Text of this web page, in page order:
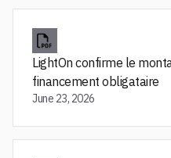
LightOn confirme le
financement obligataire
June 23, 2026